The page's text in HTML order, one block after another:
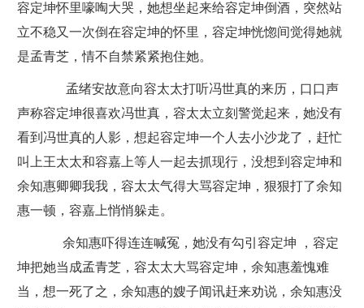
容定坤怀里嚎啕大哭，她想坐起来给容定坤倒酒，突然站
立不稳又一次倒在容定坤的怀里，容定坤恍惚间觉得她就
是孟青芝，情不自禁紧紧抱住她。
孟绪安故意向容太太打听冯世真的来历，口口声
声称容定坤很喜欢冯世真，容太太立刻警觉起来，她没有
看到冯世真的人影，想起容定坤一个人去小沙龙了，赶忙
叫上王太太和容嘉上等人一起去抓现行，没想到容定坤和
余知惠卿卿我我，容太太气得大骂容定坤，狠狠打了余知
惠一顿，容嘉上悄悄躲走。
余知惠吓得连连喊冤，她没有勾引容定坤 ，容定
坤把她当成孟青芝，容太太大骂容定坤，余知惠羞愧难
当，想一死了之，余知惠的嫂子闻讯赶来劝说，余知惠没